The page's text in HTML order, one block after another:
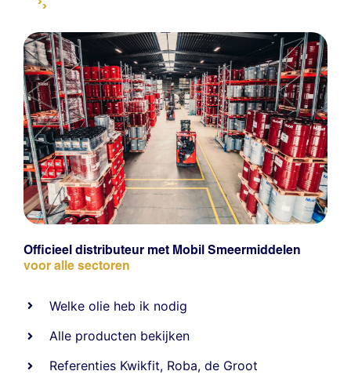
Officieel distributeur met Mobil Smeermiddelen
voor alle sectoren
Welke olie heb ik nodig
Alle producten bekijken
Referenties Kwikfit, Roba,de Groot